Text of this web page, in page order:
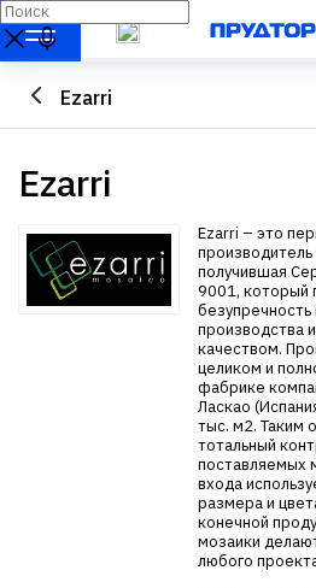
Ezarri
Ezarri
Ezarri – это
получившая
9001, который
производства
качеством.
целиком и
фабрике
Ласкао
тыс. м2. Таким
тотальный
поставляемых
входа
размера и
конечной
мозаики
любого